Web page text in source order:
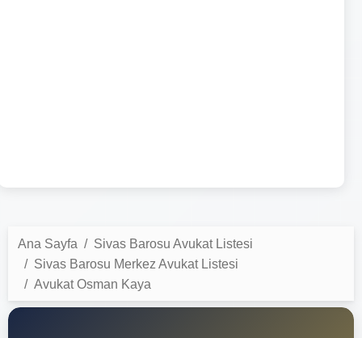
Ana Sayfa
Sivas Barosu Avukat Listesi
Sivas Barosu Merkez Avukat Listesi
Avukat Osman Kaya